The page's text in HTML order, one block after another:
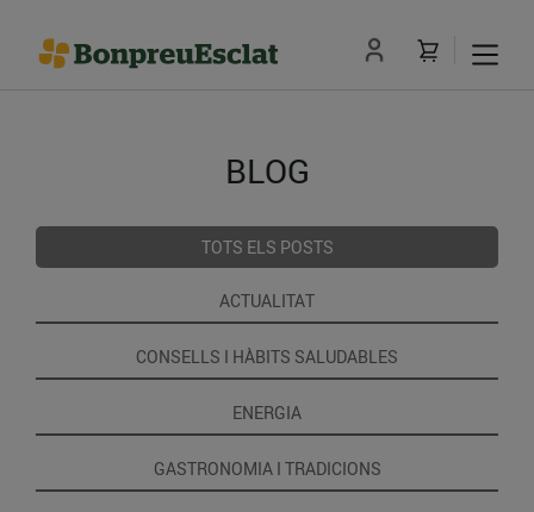
BLOG
TOTS ELS POSTS
ACTUALITAT
CONSELLS I HÀBITS SALUDABLES
ENERGIA
GASTRONOMIA I TRADICIONS